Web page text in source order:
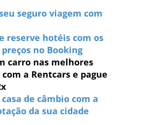
seguro viagem com
reserve hotéis com os
no Booking
carro nas melhores
a Rentcars e pague
de câmbio com a
da sua cidade